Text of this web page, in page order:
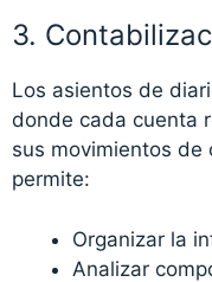
3.
Los asientos de
donde cada cuenta
sus movimientos de
permite:
Organizar la
Analizar